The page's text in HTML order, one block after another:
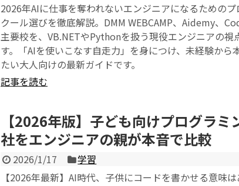
2026年AIに仕事を奪われないエンジニアになるための
クール選びを徹底解説。DMM WEBCAMP、Aidemy、
主要校を、VB.NETやPythonを扱う現役エンジニアの視
す。「AIを使いこなす自走力」を身につけ、未経験から
たい大人向けの最新ガイドです。
記事を読む
【2026年版】子ども向けプログラミ
社をエンジニアの親が本音で比較
2026/1/17
学習
【2026年最新】AI時代、子供にコードを書かせる意味